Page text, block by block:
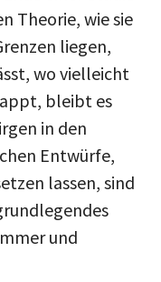
Theorie, wie sie
liegen,
wo vielleicht
bleibt es
in den
Entwürfe,
lassen, sind
und